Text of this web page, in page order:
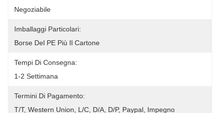
Negoziabile
Imballaggi Particolari:
Borse Del PE Più Il Cartone
Tempi Di Consegna:
1-2 Settimana
Termini Di Pagamento:
T/T, Western Union, L/C, D/A, D/P, Paypal, Impegno